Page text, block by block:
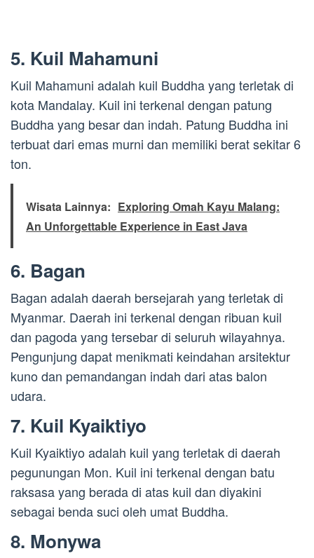
5. Kuil Mahamuni
Kuil Mahamuni adalah kuil Buddha yang terletak di
kota Mandalay. Kuil ini terkenal dengan patung
Buddha yang besar dan indah. Patung Buddha ini
terbuat dari emas murni dan memiliki berat sekitar 6
ton.
Wisata Lainnya: Exploring Omah Kayu Malang:
An Unforgettable Experience in East Java
6. Bagan
Bagan adalah daerah bersejarah yang terletak di
Myanmar. Daerah ini terkenal dengan ribuan kuil
dan pagoda yang tersebar di seluruh wilayahnya.
Pengunjung dapat menikmati keindahan arsitektur
kuno dan pemandangan indah dari atas balon
udara.
7. Kuil Kyaiktiyo
Kuil Kyaiktiyo adalah kuil yang terletak di daerah
pegunungan Mon. Kuil ini terkenal dengan batu
raksasa yang berada di atas kuil dan diyakini
sebagai benda suci oleh umat Buddha.
8. Monywa